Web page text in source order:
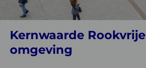
Kernwaarde Rookvrije
omgeving